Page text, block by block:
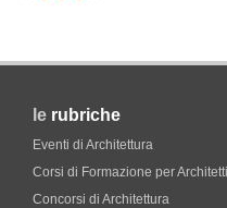
le rubriche
Eventi di Architettura
Corsi di Formazione per Architetti
Concorsi di Architettura